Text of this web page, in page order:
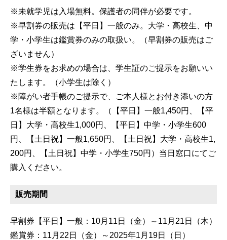
※未就学児は入場無料。保護者の同伴が必要です。
※早割券の販売は【平日】一般のみ。大学・高校生、中
学・小学生は鑑賞券のみの取扱い。（早割券の販売はご
ざいません）
※学生券をお求めの場合は、学生証のご提示をお願いい
たします。（小学生は除く）
※障がい者手帳のご提示で、ご本人様とお付き添いの方
1名様は半額となります。（【平日】一般1,450円、【平
日】大学・高校生1,000円、【平日】中学・小学生600
円、【土日祝】一般1,650円、【土日祝】大学・高校生1,
200円、【土日祝】中学・小学生750円）当日窓口にてご
購入ください。
販売期間
早割券【平日】一般：10月11日（金）～11月21日（木）
鑑賞券：11月22日（金）～2025年1月19日（日）